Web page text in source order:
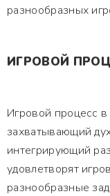
разнообразных
ИГРОВОЙ
Игровой процесс в
захватывающий
интегрирующий
удовлетворят
разнообразные